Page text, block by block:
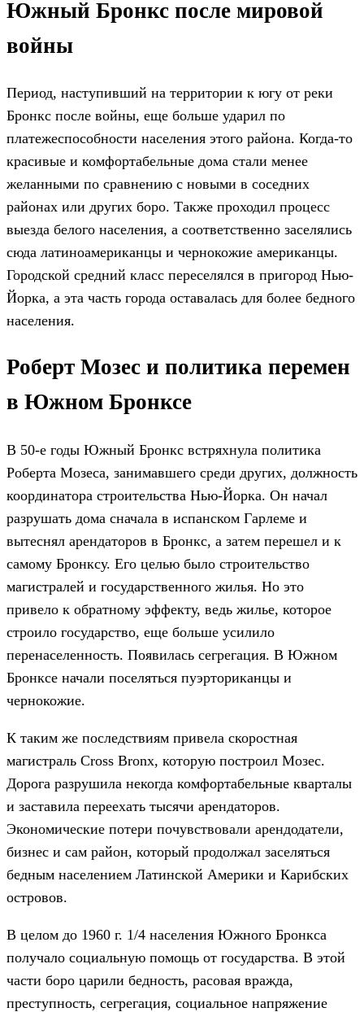
Южный Бронкс после мировой
войны
Период, наступивший на территории к югу от реки
Бронкс после войны, еще больше ударил по
платежеспособности населения этого района. Когда-то
красивые и комфортабельные дома стали менее
желанными по сравнению с новыми в соседних
районах или других боро. Также проходил процесс
выезда белого населения, а соответственно заселялись
сюда латиноамериканцы и чернокожие американцы.
Городской средний класс переселялся в пригород Нью-
Йорка, а эта часть города оставалась для более бедного
населения.
Роберт Мозес и политика перемен
в Южном Бронксе
В 50-е годы Южный Бронкс встряхнула политика
Роберта Мозеса, занимавшего среди других, должность
координатора строительства Нью-Йорка. Он начал
разрушать дома сначала в испанском Гарлеме и
вытеснял арендаторов в Бронкс, а затем перешел и к
самому Бронксу. Его целью было строительство
магистралей и государственного жилья. Но это
привело к обратному эффекту, ведь жилье, которое
строило государство, еще больше усилило
перенаселенность. Появилась сегрегация. В Южном
Бронксе начали поселяться пуэрториканцы и
чернокожие.
К таким же последствиям привела скоростная
магистраль Cross Bronx, которую построил Мозес.
Дорога разрушила некогда комфортабельные кварталы
и заставила переехать тысячи арендаторов.
Экономические потери почувствовали арендодатели,
бизнес и сам район, который продолжал заселяться
бедным населением Латинской Америки и Карибских
островов.
В целом до 1960 г. 1/4 населения Южного Бронкса
получало социальную помощь от государства. В этой
части боро царили бедность, расовая вражда,
преступность, сегрегация, социальное напряжение